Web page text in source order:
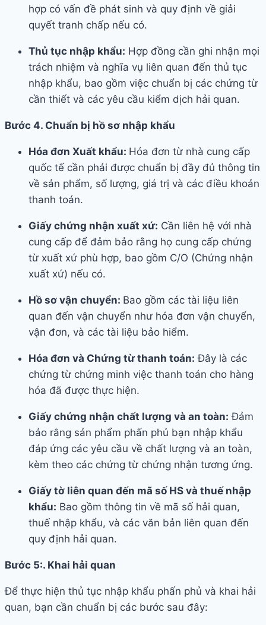
hợp có vấn đề phát sinh và quy định về giải
quyết tranh chấp nếu có.
Thủ tục nhập khẩu: Hợp đồng cần ghi nhận mọi
trách nhiệm và nghĩa vụ liên quan đến thủ tục
nhập khẩu, bao gồm việc chuẩn bị các chứng từ
cần thiết và các yêu cầu kiểm dịch hải quan.
Bước 4. Chuẩn bị hồ sơ nhập khẩu
Hóa đơn Xuất khẩu: Hóa đơn từ nhà cung cấp
quốc tế cần phải được chuẩn bị đầy đủ thông tin
về sản phẩm, số lượng, giá trị và các điều khoản
thanh toán.
Giấy chứng nhận xuất xứ: Cần liên hệ với nhà
cung cấp để đảm bảo rằng họ cung cấp chứng
từ xuất xứ phù hợp, bao gồm C/O (Chứng nhận
xuất xứ) nếu có.
Hồ sơ vận chuyển: Bao gồm các tài liệu liên
quan đến vận chuyển như hóa đơn vận chuyển,
vận đơn, và các tài liệu bảo hiểm.
Hóa đơn và Chứng từ thanh toán: Đây là các
chứng từ chứng minh việc thanh toán cho hàng
hóa đã được thực hiện.
Giấy chứng nhận chất lượng và an toàn: Đảm
bảo rằng sản phẩm phấn phủ bạn nhập khẩu
đáp ứng các yêu cầu về chất lượng và an toàn,
kèm theo các chứng từ chứng nhận tương ứng.
Giấy tờ liên quan đến mã số HS và thuế nhập
khẩu: Bao gồm thông tin về mã số hải quan,
thuế nhập khẩu, và các văn bản liên quan đến
quy định hải quan.
Bước 5:. Khai hải quan
Để thực hiện thủ tục nhập khẩu phấn phủ và khai hải
quan, bạn cần chuẩn bị các bước sau đây: